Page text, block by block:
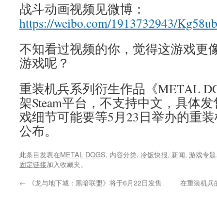
战斗动画视频见微博：
https://weibo.com/1913732943/
不知看过视频的你，觉得这游戏更
游戏呢？
重装机兵系列衍生作品《METAL
架Steam平台，不支持中文，具体
戏细节可能要等5月23日举办的重
公布。
此条目发表在METAL DOGS, 内容分类, 冷饭快报, 新闻, 游戏专题
固定链接加入收藏夹。
← 《龙与地下城：黑暗联盟》将于6月22日发售 在重装机兵